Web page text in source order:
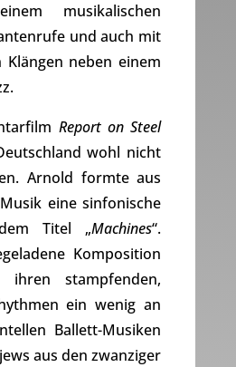
musikalischen
und auch mit
Klängen neben einem
Report on Steel
wohl nicht
Arnold formte aus
eine sinfonische
Titel „Machines“.
Komposition
stampfenden,
ein wenig an
Ballett-Musiken
aus den zwanziger